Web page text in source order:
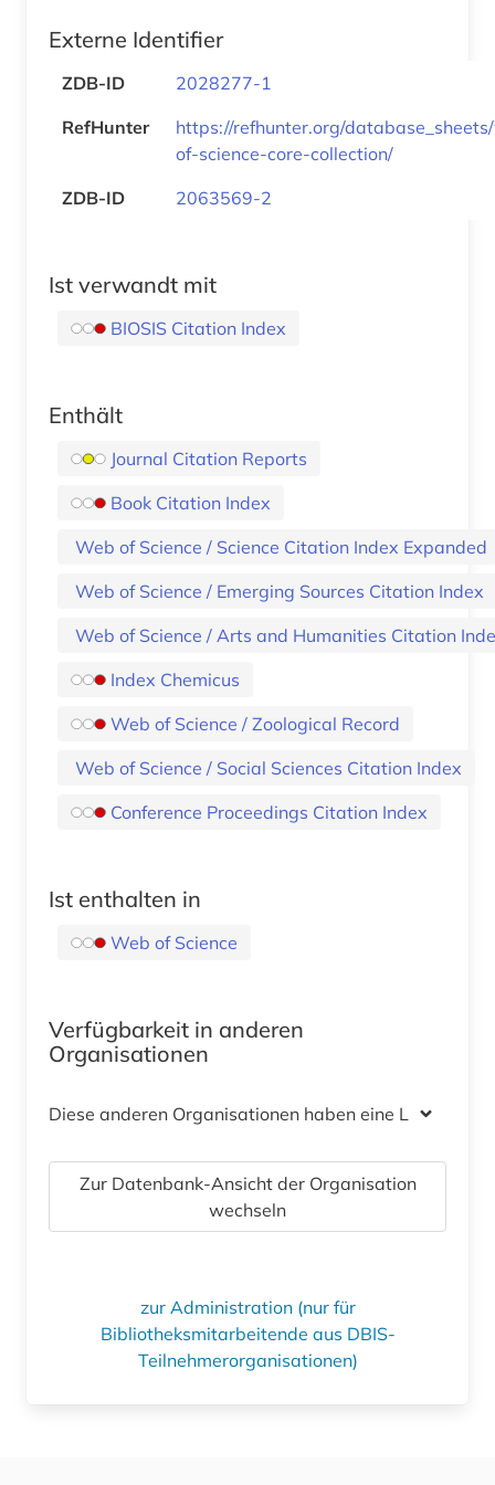
Externe Identifier
ZDB-ID
2028277-1
RefHunter
https://refhunter.org/
of-science-core-collection/
ZDB-ID
2063569-2
Ist verwandt mit
BIOSIS Citation Index
Enthält
Journal Citation Reports
Book Citation Index
Web of Science / Science Citation Index Expanded
Web of Science / Emerging Sources Citation Index
Web of Science / Arts and Humanities Citation
Index Chemicus
Web of Science / Zoological Record
Web of Science / Social Sciences Citation Index
Conference Proceedings Citation Index
Ist enthalten in
Web of Science
Verfügbarkeit in anderen
Organisationen
Diese anderen Organisationen haben eine Lizenz
Zur Datenbank-Ansicht der Organisation
wechseln
zur Administration (nur für
Bibliotheksmitarbeitende aus DBIS-
Teilnehmerorganisationen)